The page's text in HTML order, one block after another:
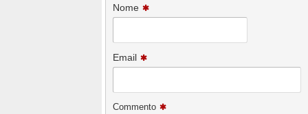
Nome
Email
Commento